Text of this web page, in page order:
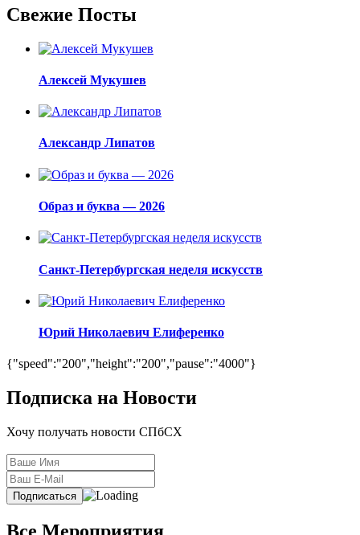
Свежие Посты
Алексей Мукушев
Александр Липатов
Образ и буква — 2026
Санкт-Петербургская неделя искусств
Юрий Николаевич Елиференко
{"speed":"200","height":"200","pause":"4000"}
Подписка на Новости
Хочу получать новости СПбСХ